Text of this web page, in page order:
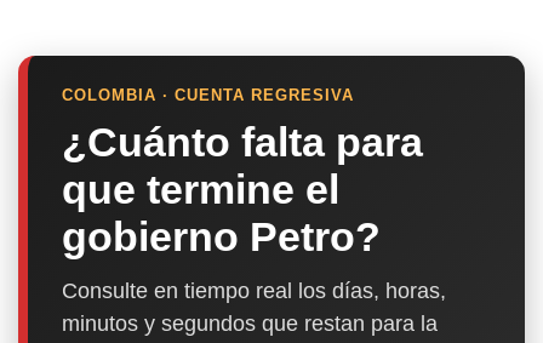
COLOMBIA · CUENTA REGRESIVA
¿Cuánto falta para
que termine el
gobierno Petro?
Consulte en tiempo real los días, horas,
minutos y segundos que restan para la